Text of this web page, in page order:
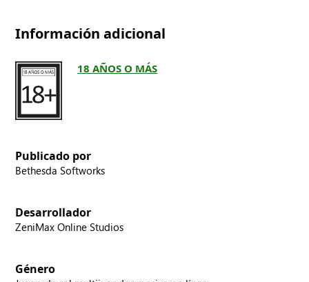
Información adicional
18 AÑOS O MÁS
Publicado por
Bethesda Softworks
Desarrollador
ZeniMax Online Studios
Género